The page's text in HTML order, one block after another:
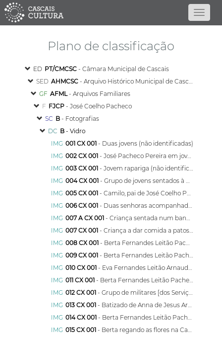
Plano de classificação
ED PT/CMCSC - Câmara Municipal de Cascais
SED AHMCSC - Arquivo Histórico Municipal de Cascais
GF AFML- Arquivos Familiares
F FJCP - José Coelho Pacheco
SC B - Fotografias
DC B - Vidro
IMG 001 CX 001 - Duas jovens (não identificadas)
IMG 002 CX 001 - José Pacheco Pereira em jovem
IMG 003 CX 001 - Jovem rapariga (não identificada)
IMG 004 CX 001 - Grupo de jovens sentados à beira de um rio (não identificada)
IMG 005 CX 001 - Camilo, pai de José Coelho Pereira acompanhado de quatro crianças
IMG 006 CX 001 - Duas senhoras acompanhadas de três crianças (não identificadas)
IMG 007 A CX 001 - Criança sentada num banco (não identificada)
IMG 007 CX 001 - Criança a dar comida a patos (não identificada)
IMG 008 CX 001 - Berta Fernandes Leitão Pacheco com chapéu de sol a passear num jardim
IMG 009 CX 001 - Berta Fernandes Leitão Pacheco regando as flores, na casa do Saldanha
IMG 010 CX 001 - Eva Fernandes Leitão Arnaud com a filha Anna de Jesus ao colo, irmã Berta Fernandes Leitão, Joaquim Arnaud [?] e Carlos Augusto Leitão [?]
IMG 011 CX 001 - Berta Fernandes Leitão Pacheco sentada na cadeira abacial
IMG 012 CX 001 - Grupo de militares [dos Serviços Gráficos, Seção de Fotografia e Cinematografia, a que pertencia José Coelho Pacheco desde fevereiro de 1921 - Posto de Telegrafia em campanha]
IMG 013 CX 001 - Batizado de Anna de Jesus Arnaut, em Pavia, Mora, Alentejo
IMG 014 CX 001 - Berta Fernandes Leitão Pacheco, sentada e desfiando as contas do colar
IMG 015 CX 001 - Berta regando as flores na Casa do Saldanha